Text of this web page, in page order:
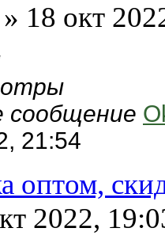
» 18 окт
сообщение
21:54
оптом,
2022,